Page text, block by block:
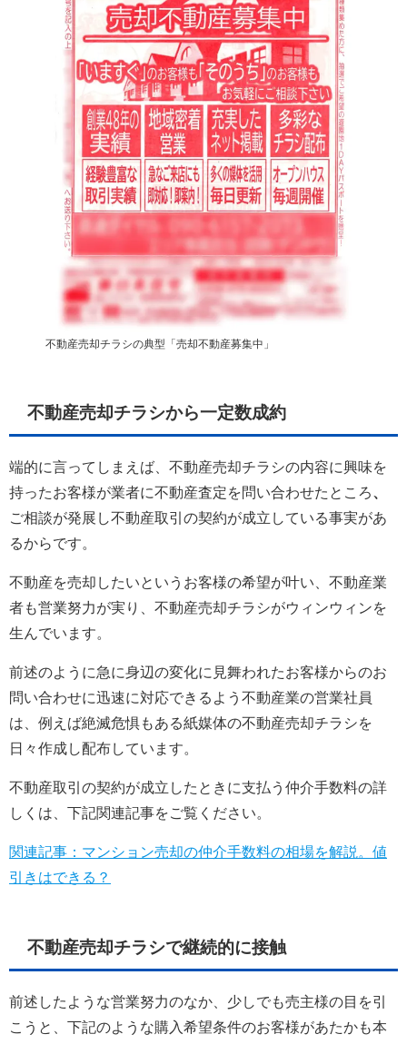
関西支社 0120-711-018
不動産売却チラシの典型「売却不動産募集中」
不動産売却チラシから一定数成約
端的に言ってしまえば、不動産売却チラシの内容に興味を
持ったお客様が業者に不動産査定を問い合わせたところ、
ご相談が発展し不動産取引の契約が成立している事実があ
るからです。
不動産を売却したいというお客様の希望が叶い、不動産業
者も営業努力が実り、不動産売却チラシがウィンウィンを
生んでいます。
前述のように急に身辺の変化に見舞われたお客様からのお
問い合わせに迅速に対応できるよう不動産業の営業社員
は、例えば絶滅危惧もある紙媒体の不動産売却チラシを
日々作成し配布しています。
不動産取引の契約が成立したときに支払う仲介手数料の詳
しくは、下記関連記事をご覧ください。
関連記事：マンション売却の仲介手数料の相場を解説。値
引きはできる？
不動産売却チラシで継続的に接触
前述したような営業努力のなか、少しでも売主様の目を引
こうと、下記のような購入希望条件のお客様があたかも本